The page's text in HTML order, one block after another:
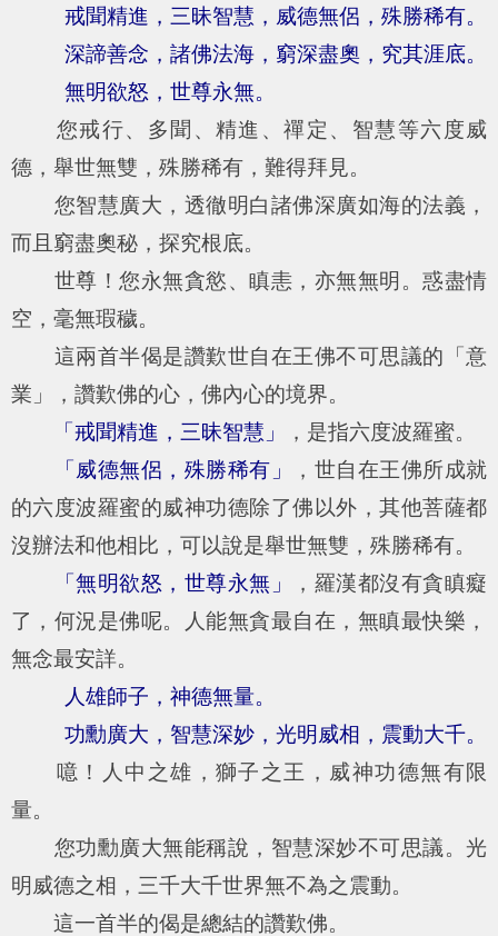
戒聞精進，三昧智慧，威德無侶，殊勝稀有。
深諦善念，諸佛法海，窮深盡奧，究其涯底。
無明欲怒，世尊永無。
您戒行、多聞、精進、禪定、智慧等六度威
德，舉世無雙，殊勝稀有，難得拜見。
您智慧廣大，透徹明白諸佛深廣如海的法義，
而且窮盡奧秘，探究根底。
世尊！您永無貪慾、瞋恚，亦無無明。惑盡情
空，毫無瑕穢。
這兩首半偈是讚歎世自在王佛不可思議的「意
業」，讚歎佛的心，佛內心的境界。
「戒聞精進，三昧智慧」
，是指六度波羅蜜。
「威德無侶，殊勝稀有」
，世自在王佛所成就
的六度波羅蜜的威神功德除了佛以外，其他菩薩都
沒辦法和他相比，可以說是舉世無雙，殊勝稀有。
「無明欲怒，世尊永無」
，羅漢都沒有貪瞋癡
了，何況是佛呢。人能無貪最自在，無瞋最快樂，
無念最安詳。
人雄師子，神德無量。
功勳廣大，智慧深妙，光明威相，震動大千。
噫！人中之雄，獅子之王，威神功德無有限
量。
您功勳廣大無能稱說，智慧深妙不可思議。光
明威德之相，三千大千世界無不為之震動。
這一首半的偈是總結的讚歎佛。